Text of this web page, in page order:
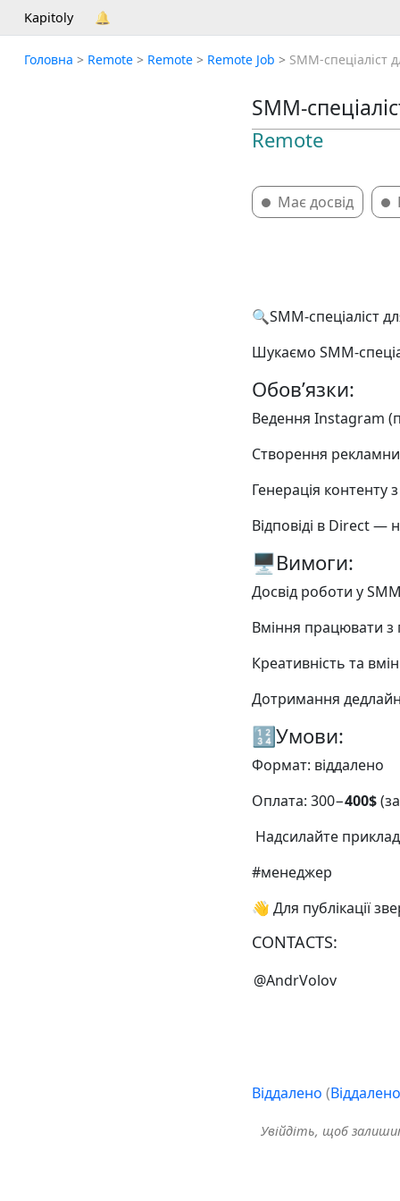
Kapitoly 🔔
Головна > Remote > Remote > Remote Job > SMM-спеціаліст
SMM-
Remote
Має досвід
🔍SMM-спеціаліст
Шукаємо SMM-
️Обов’язки:
Ведення Instagram
Створення
Генерація контенту
Відповіді в Direct —
🖥Вимоги:
Досвід роботи у
Вміння працювати з
Креативність та
Дотримання
🔢Умови:
Формат: віддалено
Оплата: 300−400$
Надсилайте
#менеджер
👋 Для публікації
CONTACTS:
@AndrVolov
Віддалено (Віддалено
Увійдіть, щоб